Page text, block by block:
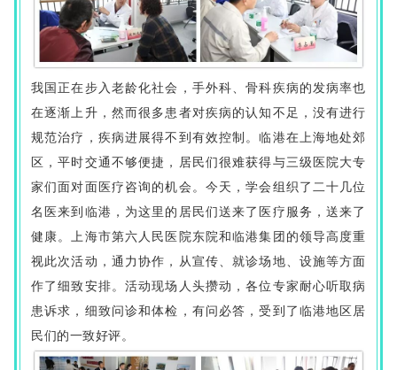
我国正在步入老龄化社会，手外科、骨科疾病的发病率也
在逐渐上升，然而很多患者对疾病的认知不足，没有进行
规范治疗，疾病进展得不到有效控制。临港在上海地处郊
区，平时交通不够便捷，居民们很难获得与三级医院大专
家们面对面医疗咨询的机会。今天，学会组织了二十几位
名医来到临港，为这里的居民们送来了医疗服务，送来了
健康。上海市第六人民医院东院和临港集团的领导高度重
视此次活动，通力协作，从宣传、就诊场地、设施等方面
作了细致安排。活动现场人头攒动，各位专家耐心听取病
患诉求，细致问诊和体检，有问必答，受到了临港地区居
民们的一致好评。